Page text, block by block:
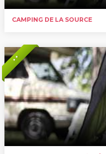
CAMPING DE LA SOURCE
* *